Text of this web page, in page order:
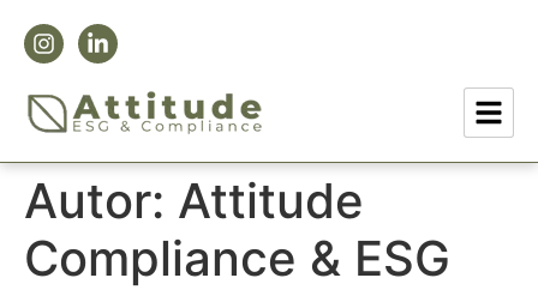
Autor: Attitude
Compliance & ESG